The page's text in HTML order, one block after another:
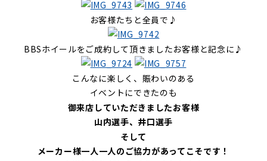
お客様たちと全員で♪
BBSホイールをご成約して頂きましたお客様と記念に♪
こんなに楽しく、賑わいのある
イベントにできたのも
御来店していただきましたお客様
山内選手、井口選手
そして
メーカー様一人一人のご協力があってこそです！